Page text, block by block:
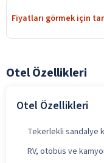
Fiyatları görmek için
Otel Özellikleri
Otel Özellikleri
Tekerlekli sandalye
RV, otobüs ve